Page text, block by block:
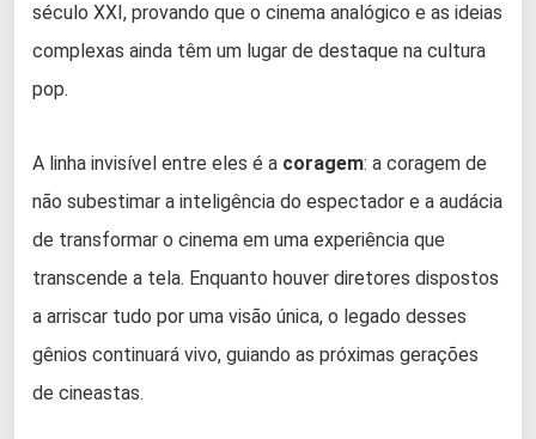
século XXI, provando que o cinema analógico e as ideias
complexas ainda têm um lugar de destaque na cultura
pop.
A linha invisível entre eles é a coragem: a coragem de
não subestimar a inteligência do espectador e a audácia
de transformar o cinema em uma experiência que
transcende a tela. Enquanto houver diretores dispostos
a arriscar tudo por uma visão única, o legado desses
gênios continuará vivo, guiando as próximas gerações
de cineastas.